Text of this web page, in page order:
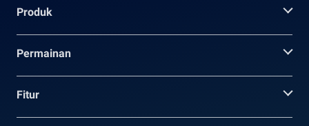
Produk
Permainan
Fitur